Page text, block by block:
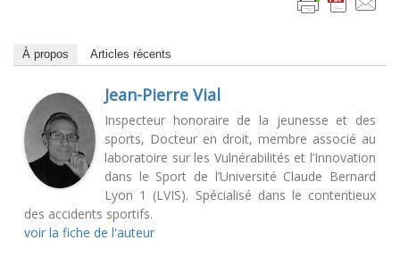
À propos Articles récents
Jean-Pierre Vial
Inspecteur honoraire de la jeunesse et des
sports, Docteur en droit, membre associé au
laboratoire sur les Vulnérabilités et l’Innovation
dans le Sport de l’Université Claude Bernard
Lyon 1 (LVIS). Spécialisé dans le contentieux
des accidents sportifs.
voir la fiche de l'auteur